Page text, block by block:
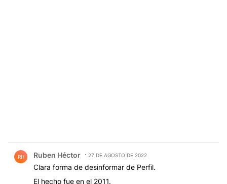
RH Ruben Héctor 27 DE AGOSTO DE 2022
Clara forma de desinformar de Perfil.
El hecho fue en el 2011.